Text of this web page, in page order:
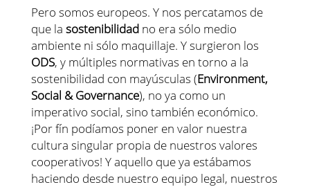
Pero somos europeos. Y nos percatamos de
que la sostenibilidadno era sólo medio
ambiente ni sólo maquillaje. Y surgieron los
ODS, y múltiples normativas en torno a la
sostenibilidad con mayúsculas (Environment,
Social & Governance), no ya como un
imperativo social, sino también económico.
¡Por fín podíamos poner en valor nuestra
cultura singular propia de nuestros valores
cooperativos! Y aquello que ya estábamos
haciendo desde nuestro equipo legal, nuestros